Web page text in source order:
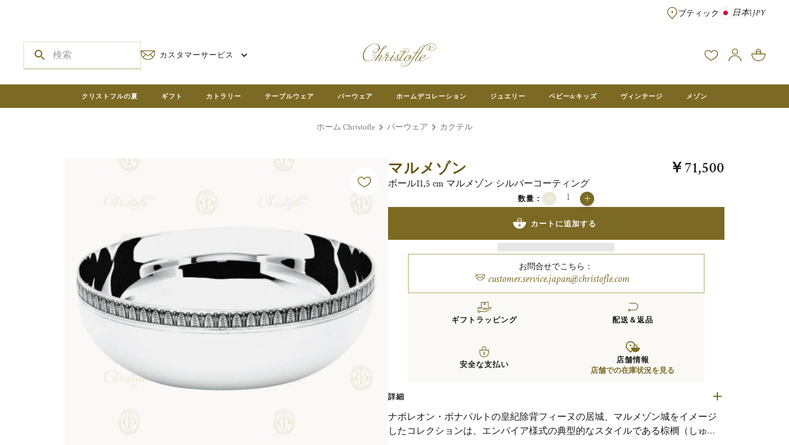
※¥100,000以上のご注文は送料無料 ※フランス本社在庫より直送。メゾ
ブティック 日本|JPY
カスタマーサービス
クリストフルの夏 ギフト カトラリー テーブルウェア バーウェア ホームデコレーション ジュエリー ベビー&キッズ ヴィンテージ メゾン
ホーム Christofle バーウェア カクテル
マルメゾン
ボール11,5 cm マルメゾン シルバーコーティング
￥71,500
数量：
カートに追加する
お問合せでこちら：
customer.service.japan@christofle.com
ギフトラッピング 配送＆返品
安全な支払い 店舗情報
店舗での在庫状況を見る
詳細
ナポレオン・ボナパルトの皇紀除背フィーヌの居城、マルメゾン城をイメージ
したコレクションは、エンパイア様式の典型的なスタイルである棕櫚（しゅ